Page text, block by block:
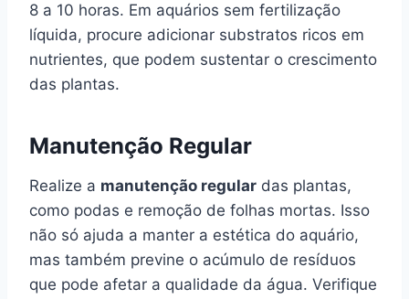
8 a 10 horas. Em aquários sem fertilização
líquida, procure adicionar substratos ricos em
nutrientes, que podem sustentar o crescimento
das plantas.
Manutenção Regular
Realize a manutenção regular das plantas,
como podas e remoção de folhas mortas. Isso
não só ajuda a manter a estética do aquário,
mas também previne o acúmulo de resíduos
que pode afetar a qualidade da água. Verifique